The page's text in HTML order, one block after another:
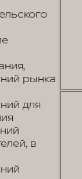
рынка
для
в